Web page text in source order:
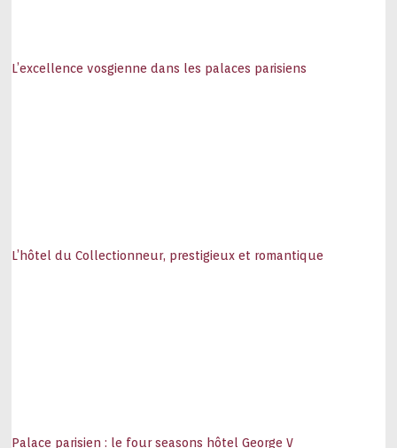
L’excellence vosgienne dans les palaces parisiens
L’hôtel du Collectionneur, prestigieux et romantique
Palace parisien : le four seasons hôtel George V